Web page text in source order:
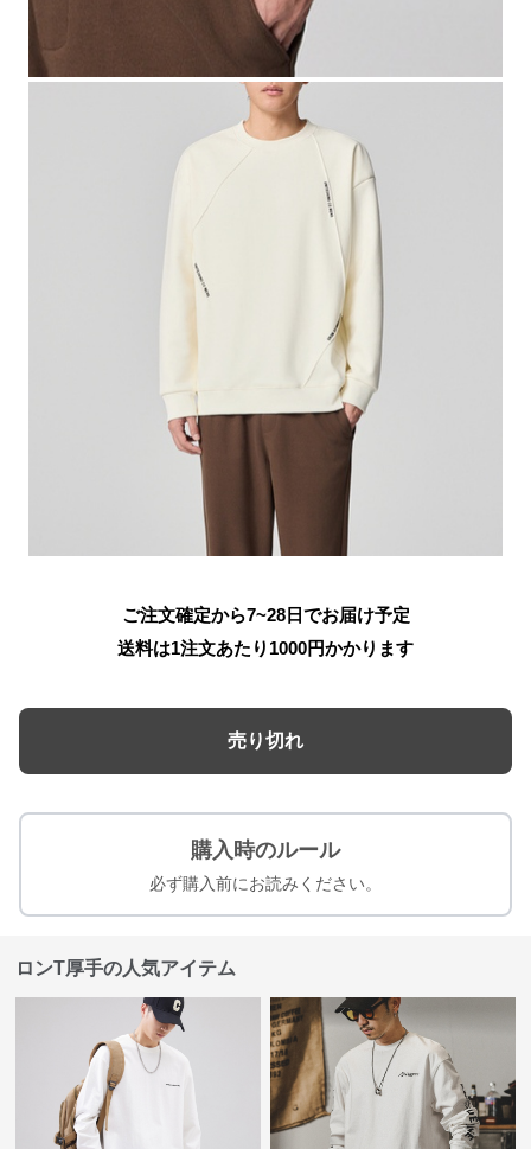
ご注文確定から7~28日でお届け予定
送料は1注文あたり 1000円かかります
売り切れ
購入時のルール
必ず購入前にお読みください。
ロンT厚手の人気アイテム